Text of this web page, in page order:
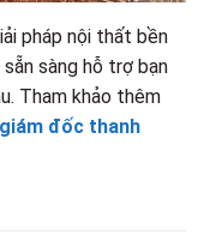
pháp nội thất bền
sàng hỗ trợ bạn
Tham khảo thêm
đốc thanh